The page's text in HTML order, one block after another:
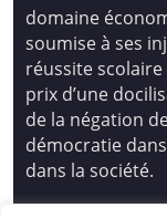
domaine
soumise à ses
réussite
prix d’une
de la négation
démocratie
dans la société.